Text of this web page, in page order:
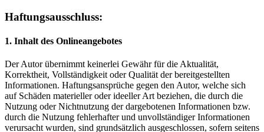
Haftungsausschluss:
1. Inhalt des Onlineangebotes
Der Autor übernimmt keinerlei Gewähr für die Aktualität,
Korrektheit, Vollständigkeit oder Qualität der bereitgestellten
Informationen. Haftungsansprüche gegen den Autor, welche sich
auf Schäden materieller oder ideeller Art beziehen, die durch die
Nutzung oder Nichtnutzung der dargebotenen Informationen bzw.
durch die Nutzung fehlerhafter und unvollständiger Informationen
verursacht wurden, sind grundsätzlich ausgeschlossen, sofern seitens